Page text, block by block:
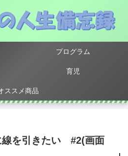
プログラム
育児
ススメ商品
線を引きたい #2(画面